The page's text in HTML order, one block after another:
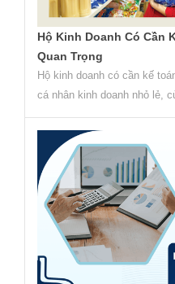
Hộ Kinh Doanh Có Cần
Quan Trọng
Hộ kinh doanh có cần kế
cá nhân kinh doanh nhỏ lẻ,